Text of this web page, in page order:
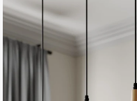
het
einde
van
afbeeldingen-